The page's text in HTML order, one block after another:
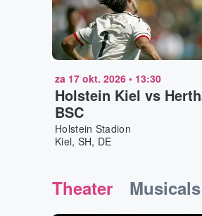
za 17 okt. 2026 • 13:30
Holstein Kiel vs
BSC
Holstein Stadion
Kiel, SH, DE
Theater Musicals